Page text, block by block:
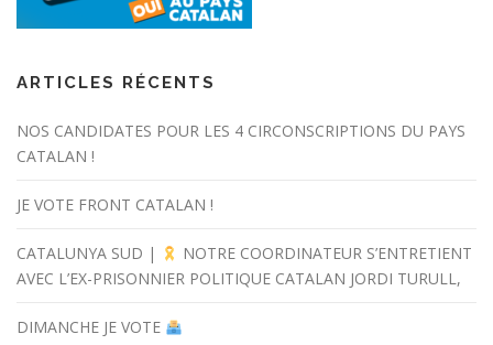
ARTICLES RÉCENTS
NOS CANDIDATES POUR LES 4 CIRCONSCRIPTIONS DU PAYS
CATALAN !
JE VOTE FRONT CATALAN !
CATALUNYA SUD |
NOTRE COORDINATEUR S’ENTRETIENT
AVEC L’EX-PRISONNIER POLITIQUE CATALAN JORDI TURULL,
DIMANCHE JE VOTE